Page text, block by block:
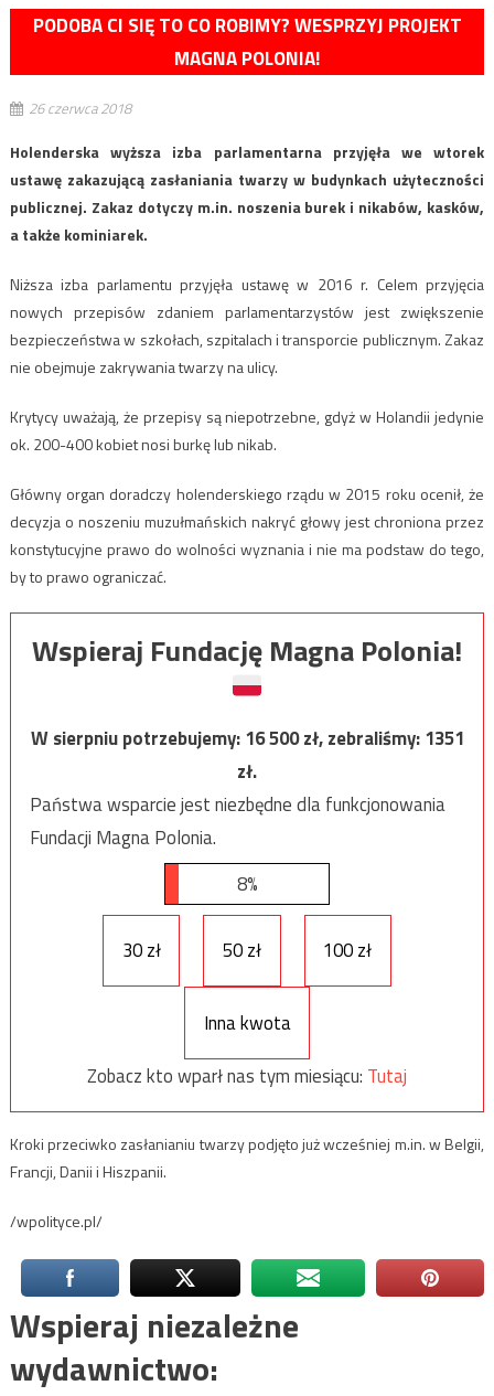
PODOBA CI SIĘ TO CO ROBIMY? WESPRZYJ PROJEKT
MAGNA POLONIA!
26 czerwca 2018
Holenderska wyższa izba parlamentarna przyjęła we wtorek
ustawę zakazującą zasłaniania twarzy w budynkach użyteczności
publicznej. Zakaz dotyczy m.in. noszenia burek i nikabów, kasków,
a także kominiarek.
Niższa izba parlamentu przyjęła ustawę w 2016 r. Celem przyjęcia
nowych przepisów zdaniem parlamentarzystów jest zwiększenie
bezpieczeństwa w szkołach, szpitalach i transporcie publicznym. Zakaz
nie obejmuje zakrywania twarzy na ulicy.
Krytycy uważają, że przepisy są niepotrzebne, gdyż w Holandii jedynie
ok. 200-400 kobiet nosi burkę lub nikab.
Główny organ doradczy holenderskiego rządu w 2015 roku ocenił, że
decyzja o noszeniu muzułmańskich nakryć głowy jest chroniona przez
konstytucyjne prawo do wolności wyznania i nie ma podstaw do tego,
by to prawo ograniczać.
Wspieraj Fundację Magna Polonia!
W sierpniu potrzebujemy:16 500zł, zebraliśmy:1351
zł.
Państwa wsparcie jest niezbędne dla funkcjonowania
Fundacji Magna Polonia.
8%
30 zł 50 zł 100 zł
Inna kwota
Zobacz kto wparł nas tym miesiącu: Tutaj
Kroki przeciwko zasłanianiu twarzy podjęto już wcześniej m.in. w Belgii,
Francji, Danii i Hiszpanii.
/wpolityce.pl/
Wspieraj niezależne
wydawnictwo: